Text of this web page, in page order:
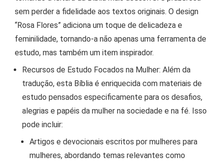
sem perder a fidelidade aos textos originais. O design
“Rosa Flores” adiciona um toque de delicadeza e
feminilidade, tornando-a não apenas uma ferramenta de
estudo, mas também um item inspirador.
Recursos de Estudo Focados na Mulher: Além da
tradução, esta Bíblia é enriquecida com materiais de
estudo pensados especificamente para os desafios,
alegrias e papéis da mulher na sociedade e na fé. Isso
pode incluir:
Artigos e devocionais escritos por mulheres para
mulheres, abordando temas relevantes como